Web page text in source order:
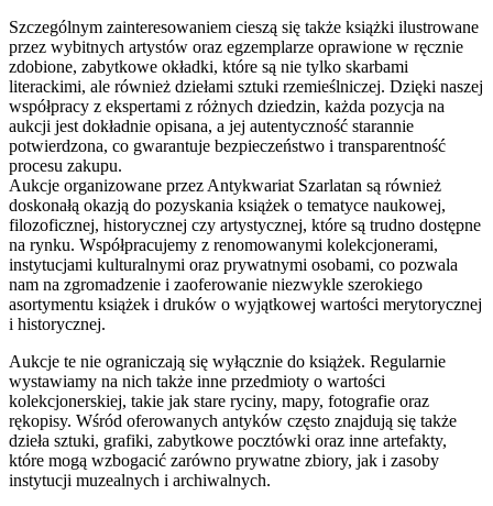
Szczególnym zainteresowaniem cieszą się także książki ilustrowane
przez wybitnych artystów oraz egzemplarze oprawione w ręcznie
zdobione, zabytkowe okładki, które są nie tylko skarbami
literackimi, ale również dziełami sztuki rzemieślniczej. Dzięki naszej
współpracy z ekspertami z różnych dziedzin, każda pozycja na
aukcji jest dokładnie opisana, a jej autentyczność starannie
potwierdzona, co gwarantuje bezpieczeństwo i transparentność
procesu zakupu.
Aukcje organizowane przez Antykwariat Szarlatan są również
doskonałą okazją do pozyskania książek o tematyce naukowej,
filozoficznej, historycznej czy artystycznej, które są trudno dostępne
na rynku. Współpracujemy z renomowanymi kolekcjonerami,
instytucjami kulturalnymi oraz prywatnymi osobami, co pozwala
nam na zgromadzenie i zaoferowanie niezwykle szerokiego
asortymentu książek i druków o wyjątkowej wartości merytorycznej
i historycznej.
Aukcje te nie ograniczają się wyłącznie do książek. Regularnie
wystawiamy na nich także inne przedmioty o wartości
kolekcjonerskiej, takie jak stare ryciny, mapy, fotografie oraz
rękopisy. Wśród oferowanych antyków często znajdują się także
dzieła sztuki, grafiki, zabytkowe pocztówki oraz inne artefakty,
które mogą wzbogacić zarówno prywatne zbiory, jak i zasoby
instytucji muzealnych i archiwalnych.